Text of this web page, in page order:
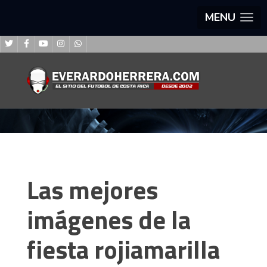
MENU
Las mejores
imágenes de la
fiesta rojiamarilla